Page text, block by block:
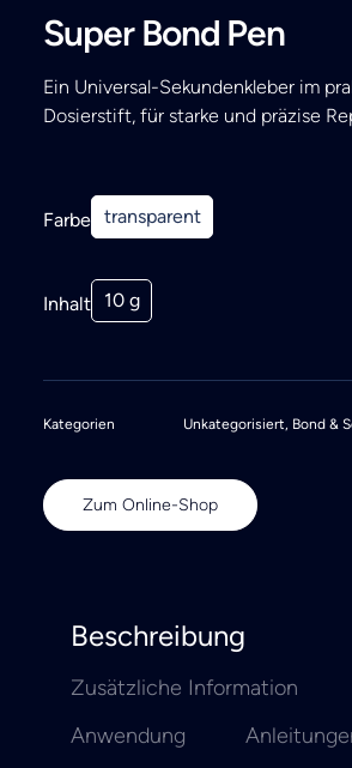
Super Bond Pen
Ein Universal-Sekundenkleber im
Dosierstift, für starke und präzise
Farbe transparent
Inhalt 10 g
Kategorien Unkategorisiert, Bond &
Zum Online-Shop
Beschreibung
Zusätzliche Information
Anwendung